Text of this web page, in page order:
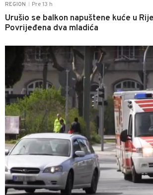
REGION Pre 13 h
Urušio se balkon napuštene kuće u
Povrijeđena dva mladića